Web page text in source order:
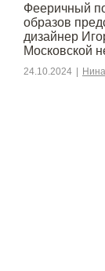
Фееричный
образов
дизайнер
Московской
24.10.2024 |